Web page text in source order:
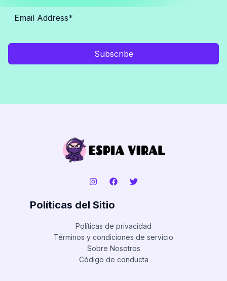
Subscribe
Políticas del Sitio
Políticas de privacidad
Términos y condiciones de servicio
Sobre Nosotros
Código de conducta